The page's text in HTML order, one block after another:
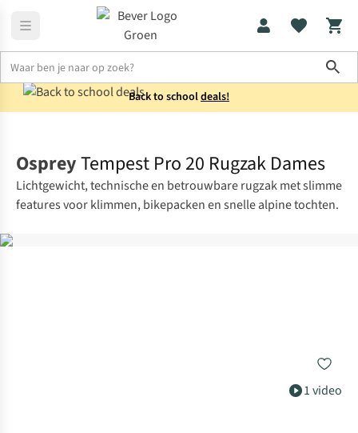
Back to schooldeals!
1 video
OspreyTempest Pro 20 Rugzak Dames
Lichtgewicht, technische en betrouwbare rugzak met slimme
features voor klimmen, bikepacken en snelle alpine tochten.